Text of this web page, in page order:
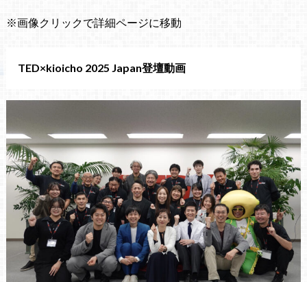
※画像クリックで詳細ページに移動
TED×kioicho 2025 Japan登壇動画